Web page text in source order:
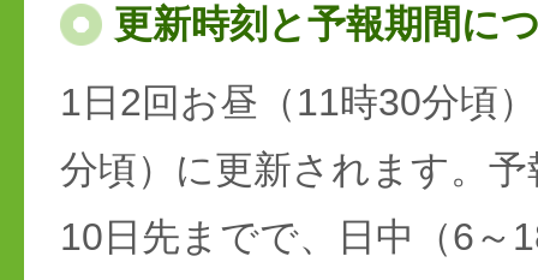
更新時刻と予報期間に
1日2回お昼（11時30分頃
分頃）に更新されます。
10日先までで、日中（6～